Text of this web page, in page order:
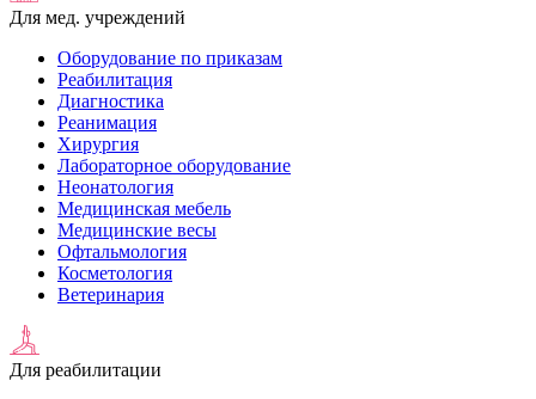
Для мед. учреждений
Оборудование по приказам
Реабилитация
Диагностика
Реанимация
Хирургия
Лабораторное оборудование
Неонатология
Медицинская мебель
Медицинские весы
Офтальмология
Косметология
Ветеринария
Для реабилитации